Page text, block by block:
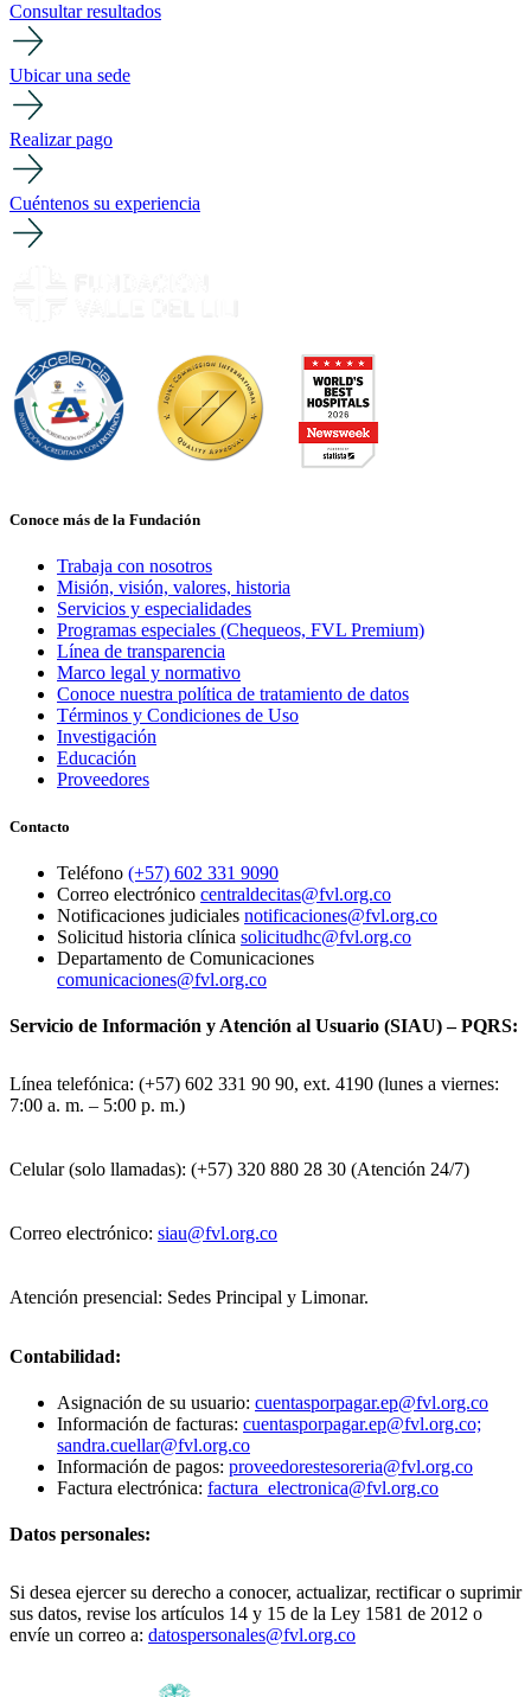
Consultar resultados
Ubicar una sede
Realizar pago
Cuéntenos su experiencia
Conoce más de la Fundación
Trabaja con nosotros
Misión, visión, valores, historia
Servicios y especialidades
Programas especiales (Chequeos, FVL Premium)
Línea de transparencia
Marco legal y normativo
Conoce nuestra política de tratamiento de datos
Términos y Condiciones de Uso
Investigación
Educación
Proveedores
Contacto
Teléfono (+57) 602 331 9090
Correo electrónico centraldecitas@fvl.org.co
Notificaciones judiciales notificaciones@fvl.org.co
Solicitud historia clínica solicitudhc@fvl.org.co
Departamento de Comunicaciones
comunicaciones@fvl.org.co
Servicio de Información y Atención al Usuario (SIAU) – PQRS:
Línea telefónica: (+57) 602 331 90 90, ext. 4190 (lunes a viernes:
7:00 a. m. – 5:00 p. m.)
Celular (solo llamadas): (+57) 320 880 28 30 (Atención 24/7)
Correo electrónico: siau@fvl.org.co
Atención presencial: Sedes Principal y Limonar.
Contabilidad:
Asignación de su usuario: cuentasporpagar.ep@fvl.org.co
Información de facturas: cuentasporpagar.ep@fvl.org.co;
sandra.cuellar@fvl.org.co
Información de pagos: proveedorestesoreria@fvl.org.co
Factura electrónica: factura_electronica@fvl.org.co
Datos personales:
Si desea ejercer su derecho a conocer, actualizar, rectificar o suprimir
sus datos, revise los artículos 14 y 15 de la Ley 1581 de 2012 o
envíe un correo a: datospersonales@fvl.org.co